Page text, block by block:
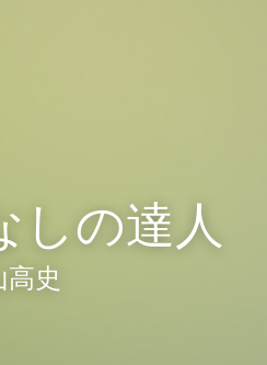
しの達人
史